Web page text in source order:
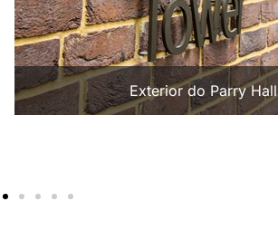
Exterior do Parry Hall